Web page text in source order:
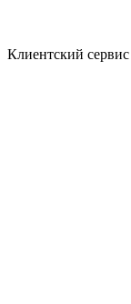
Клиентский сервис